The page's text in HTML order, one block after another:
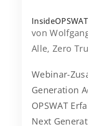
von
Alle, Zero
Webinar-
Generation
OPSWAT
Next